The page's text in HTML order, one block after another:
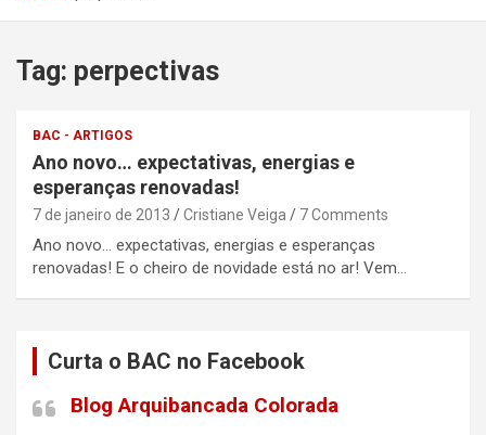
Tag: perpectivas
BAC - ARTIGOS
Ano novo… expectativas, energias e
esperanças renovadas!
7 de janeiro de 2013 Cristiane Veiga 7 Comments
Ano novo… expectativas, energias e esperanças
renovadas! E o cheiro de novidade está no ar! Vem…
Curta o BAC no Facebook
Blog Arquibancada Colorada